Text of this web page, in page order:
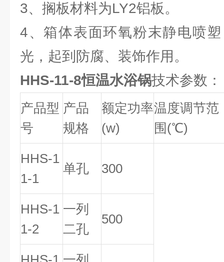
3、搁板材料为LY2铝板。
4、箱体表面环氧粉末静电喷
光，起到防腐、装饰作用。
HHS-11-8恒温水浴锅技术参数：
产品型
号
产品
规格
额定功率
(w)
温度调节范
围(℃)
HHS-1
1-1
单孔 300
HHS-1
1-2
一列
二孔
500